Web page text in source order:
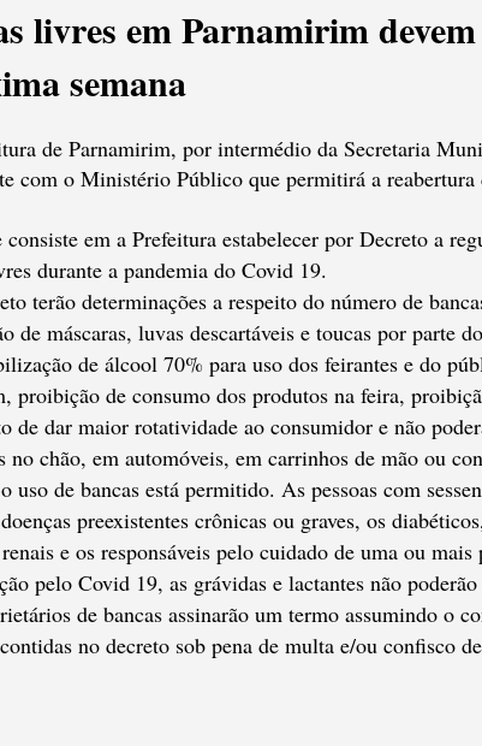
livres em Parnamirim
semana
de Parnamirim, por intermédio da Secretaria
com o Ministério Público que permitirá a
consiste em a Prefeitura estabelecer por Decreto a
durante a pandemia do Covid 19.
terão determinações a respeito do número de
de máscaras, luvas descartáveis e toucas por parte
de álcool 70% para uso dos feirantes e do
proibição de consumo dos produtos na feira,
de dar maior rotatividade ao consumidor e não
no chão, em automóveis, em carrinhos de mão ou
uso de bancas está permitido. As pessoas com
preexistentes crônicas ou graves, os
e os responsáveis pelo cuidado de uma ou
pelo Covid 19, as grávidas e lactantes não
de bancas assinarão um termo assumindo o
no decreto sob pena de multa e/ou confisco